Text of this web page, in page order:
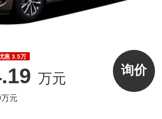
超级个人账号设有第三方账
车载系统的使用便利性。
惠 3.5万
万元
元
询价